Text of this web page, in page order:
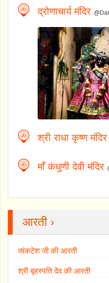
द्रोणाचार्य मंदिर
श्री राधा कृष्ण मंदिर
माँ कंधुणी देवी मंदिर
आरती ›
व्यंकटेश जी की आरती
श्री बृहस्पति देव की आरती